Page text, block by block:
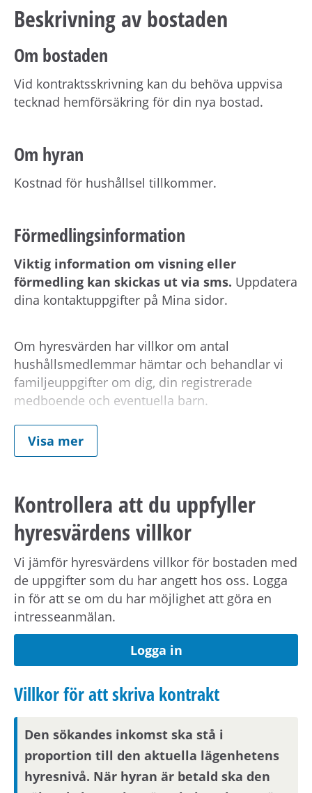
Beskrivning av bostaden
Om bostaden
Vid kontraktsskrivning kan du behöva uppvisa
tecknad hemförsäkring för din nya bostad.
Om hyran
Kostnad för hushållsel tillkommer.
Förmedlingsinformation
Viktig information om visning eller
förmedling kan skickas ut via sms. Uppdatera
dina kontaktuppgifter på Mina sidor.
Om hyresvärden har villkor om antal
hushållsmedlemmar hämtar och behandlar vi
familjeuppgifter om dig, din registrerade
medboende och eventuella barn.
Observera att om inflyttningsdatumet infaller på
Om din anställning inte är i Stockholmsområdet
behöver du visa att din arbetsplats ligger inom
pendlingsavstånd från bostaden.
Visningsinformation
Om du är en av dem som blir aktuell för en
bostad kommer du att bli inbjuden till visning
bilder eller video. Visningsinbjudan kommer att
synas på Mina sidor samt skickas på mejl om
du har fyllt i en aktuell mejladress. Om du har
skyddade personuppgifter får du endast
visningsinbjudan via Mina sidor.
Visa mer
Kontrollera att du uppfyller
hyresvärdens villkor
Vi jämför hyresvärdens villkor för bostaden med
de uppgifter som du har angett hos oss. Logga
in för att se om du har möjlighet att göra en
intresseanmälan.
Logga in
Villkor för att skriva kontrakt
Den sökandes inkomst ska stå i
proportion till den aktuella lägenhetens
hyresnivå. När hyran är betald ska den